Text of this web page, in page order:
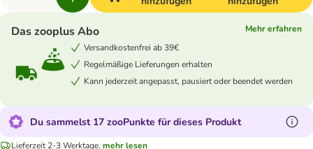
Das zooplus Abo
Mehr erfahren
Versandkostenfrei ab 39€
Regelmäßige Lieferungen erhalten
Kann jederzeit angepasst, pausiert oder beendet werden
Du sammelst 17 zooPunkte für dieses Produkt
Lieferzeit 2-3 Werktage. mehr lesen